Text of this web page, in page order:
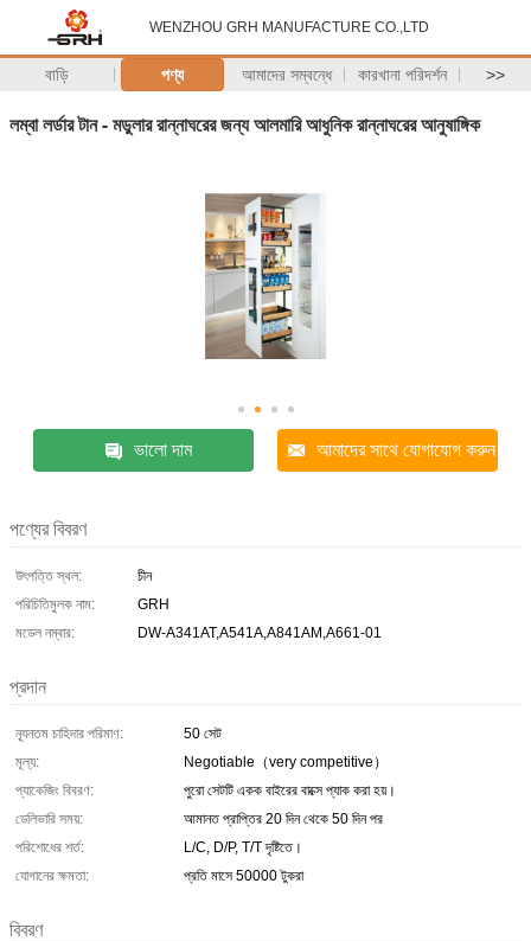
WENZHOU GRH MANUFACTURE CO.,LTD
বাড়ি পণ্য আমাদের সম্বন্ধে কারখানা পরিদর্শন >>
লম্বা লর্ডার টান - মডুলার রান্নাঘরের জন্য আলমারি আধুনিক রান্নাঘরের আনুষাঙ্গিক
ভালো দাম আমাদের সাথে যোগাযোগ করুন
পণ্যের বিবরণ
উৎপত্তি স্থল:
চীন
পরিচিতিমুলক নাম:
GRH
মডেল নম্বার:
DW-A341AT,A541A,A841AM,A661-01
প্রদান
ন্যূনতম চাহিদার পরিমাণ:
50 সেট
মূল্য:
Negotiable（very competitive）
প্যাকেজিং বিবরণ:
পুরো সেটটি একক বাইরের বাক্সে প্যাক করা হয়।
ডেলিভারি সময়:
আমানত প্রাপ্তির 20 দিন থেকে 50 দিন পর
পরিশোধের শর্ত:
L/C, D/P, T/T দৃষ্টিতে।
যোগানের ক্ষমতা:
প্রতি মাসে 50000 টুকরা
বিবরণ